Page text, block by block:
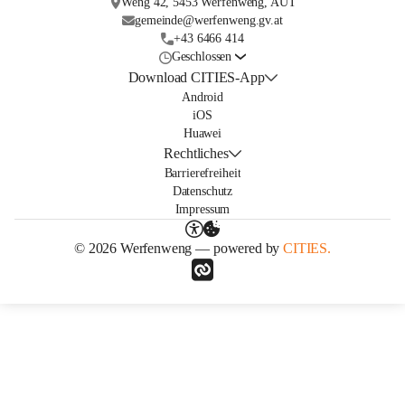
gemeinde@werfenweng.gv.at
+43 6466 414
Geschlossen
Download CITIES-App
Android
iOS
Huawei
Rechtliches
Barrierefreiheit
Datenschutz
Impressum
© 2026 Werfenweng — powered byCITIES.